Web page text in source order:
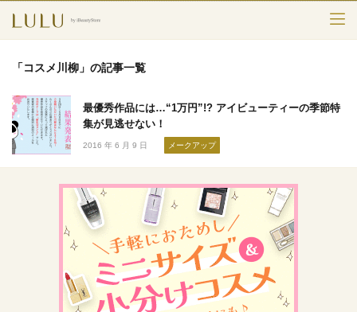
スキンケア
メークアップ
エイジングケア
フレグランス
ボディ＆ヘア
ライフスタイル
「コスメ川柳」の記事一覧
最優秀作品には…“1万円”!? アイビューティーの季節特
集が見逃せない！
2016 年 6 月 9 日 メークアップ